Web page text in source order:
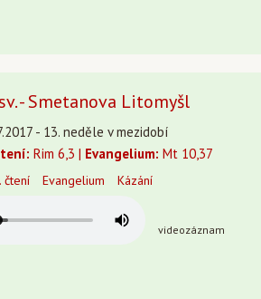
- Smetanova Litomyšl
- 13. neděle v mezidobí
Rim 6,3 | Evangelium: Mt 10,37
čtení Evangelium Kázání
videozáznam